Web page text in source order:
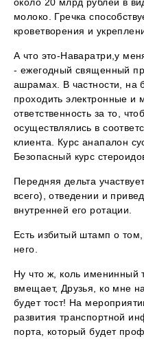
молоко. Гречка
кроветворения и
А что это-Наваратри,у
- ежегодный священный
ашрамах. В частности, на
проходить электронные и
ответственность за то,
осуществлялись в
клиента. Курс анапалон
Безопасный курс
Передняя дельта
всего), отведении и
внутренней его ротации.
Есть избитый штамп о
него.
Ну что ж, коль именинный
вмещает, Друзья, ко мне
будет тост! На
развития транспортной
порта, который будет